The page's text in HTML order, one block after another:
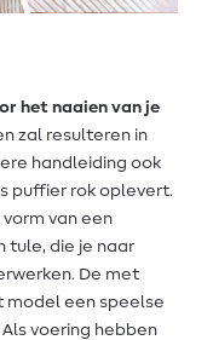
het naaien van je
zal resulteren in
handleiding ook
puffier rok oplevert.
van een
tule, die je naar
De met
een speelse
voering hebben